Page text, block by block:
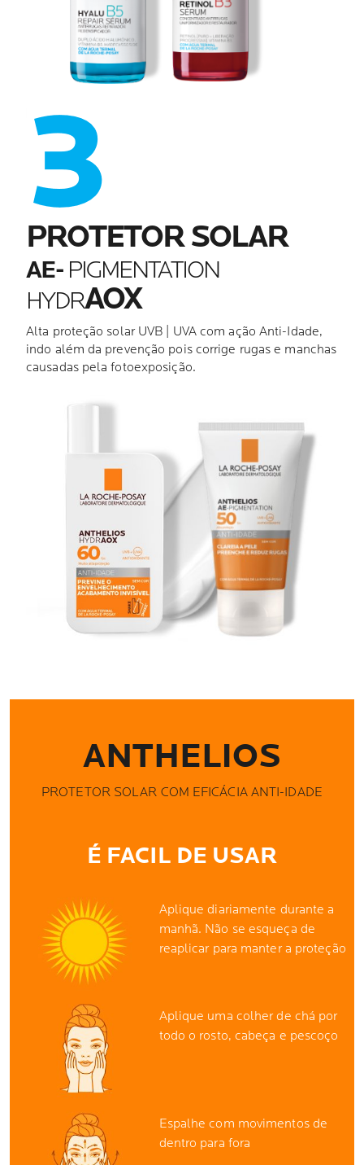
PROTETOR SOLAR
AE- PIGMENTATION
HYDRAOX
Alta proteção solar UVB | UVA com ação Anti-Idade,
indo além da prevenção pois corrige rugas e manchas
causadas pela fotoexposição.
ANTHELIOS
PROTETOR SOLAR COM EFICÁCIA ANTI-IDADE
É FACIL DE USAR
Aplique diariamente durante a
manhã. Não se esqueça de
reaplicar para manter a proteção
Aplique uma colher de chá por
todo o rosto, cabeça e pescoço
Espalhe com movimentos de
dentro para fora